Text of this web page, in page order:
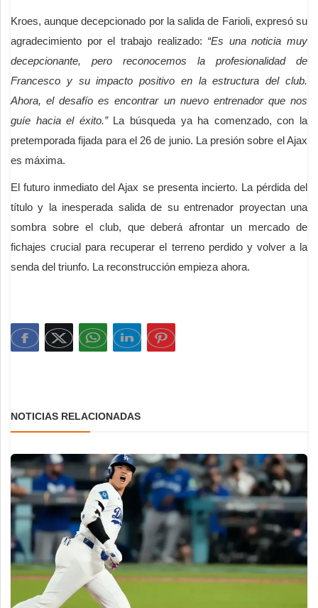
Kroes, aunque decepcionado por la salida de Farioli, expresó su
agradecimiento por el trabajo realizado: “Es una noticia muy
decepcionante, pero reconocemos la profesionalidad de
Francesco y su impacto positivo en la estructura del club.
Ahora, el desafío es encontrar un nuevo entrenador que nos
guíe hacia el éxito.”La búsqueda ya ha comenzado, con la
pretemporada fijada para el 26 de junio. La presión sobre el Ajax
es máxima.
El futuro inmediato del Ajax se presenta incierto. La pérdida del
título y la inesperada salida de su entrenador proyectan una
sombra sobre el club, que deberá afrontar un mercado de
fichajes crucial para recuperar el terreno perdido y volver a la
senda del triunfo. La reconstrucción empieza ahora.
NOTICIAS RELACIONADAS